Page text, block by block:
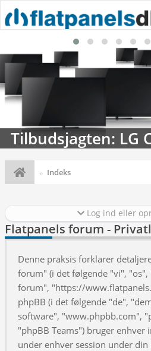
Tilbudsjagten: LG
Indeks
Log ind eller
Flatpanels forum -
Denne praksis forklarer
forum" (i det følgende "vi", "os",
forum", "https://
phpBB (i det følgende "de",
software", "www.phpbb.com",
"phpBB Teams") bruger
under enhver session under